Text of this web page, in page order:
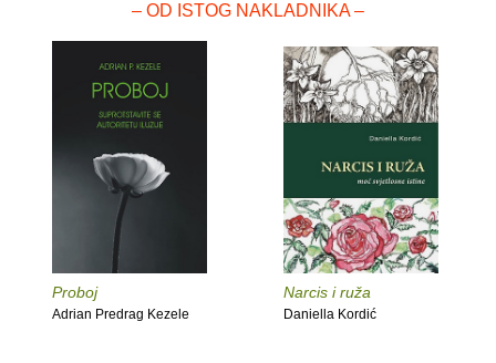
– OD ISTOG NAKLADNIKA –
Proboj
Adrian Predrag Kezele
Narcis i ruža
Daniella Kordić